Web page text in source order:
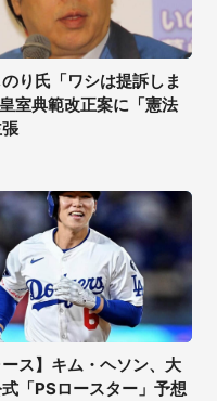
り氏「ワシは提訴しま
室典範改正案に「憲法
ース】キム・ヘソン、大
「PSロースター」予想